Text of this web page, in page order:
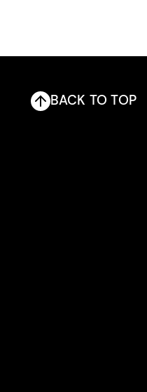
BACK TO TOP